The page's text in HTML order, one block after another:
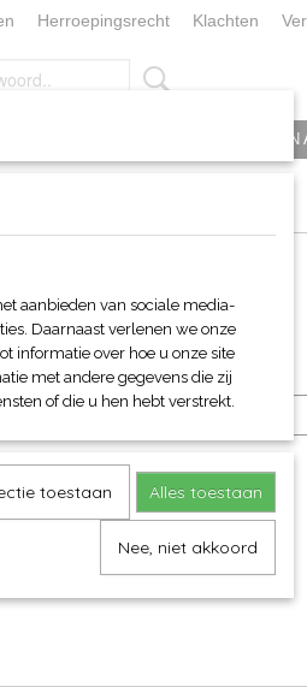
Herroepingsrecht Klachten
KERST/FEEST KLEDING EN
shirt
Kleur
aanbieden van sociale media-
Daarnaast verlenen we onze
informatie over hoe u onze site
met andere gegevens die zij
of die u hen hebt verstrekt.
toestaan Alles toestaan
Nee, niet akkoord